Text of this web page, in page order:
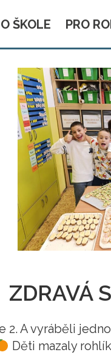
O ŠKOLE PRO
ZDRAVÁ
2. A vyráběli
Děti mazaly